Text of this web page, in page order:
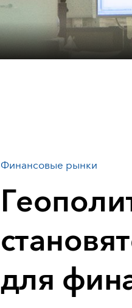
Финансовые рынки
для